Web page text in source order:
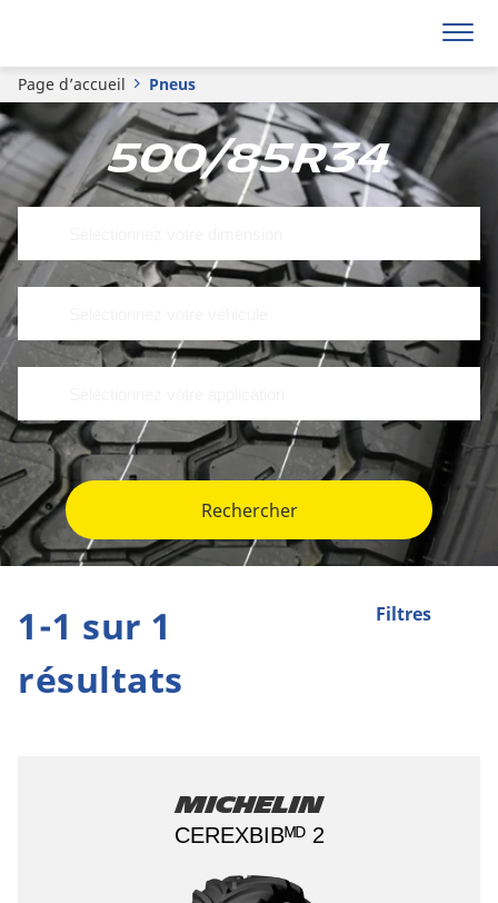
Page d’accueil Pneus
500/85R34
Rechercher
Filtres
1-1 sur 1
résultats
Michelin
CEREXBIBᴹᴰ 2​